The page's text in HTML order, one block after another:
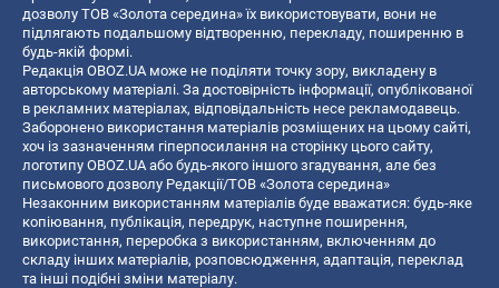
дозволу ТОВ «Золота середина» їх використовувати, вони не
підлягають подальшому відтворенню, перекладу, поширенню в
будь-якій формі.
Редакція OBOZ.UA може не поділяти точку зору, викладену в
авторському матеріалі. За достовірність інформації, опублікованої
в рекламних матеріалах, відповідальність несе рекламодавець.
Заборонено використання матеріалів розміщених на цьому сайті,
хоч із зазначенням гіперпосилання на сторінку цього сайту,
логотипу OBOZ.UA або будь-якого іншого згадування, але без
письмового дозволу Редакції/ТОВ «Золота середина»
Незаконним використанням матеріалів буде вважатися: будь-яке
копiювання, публiкацiя, передрук, наступне поширення,
використання, переробка з використанням, включенням до
складу інших матеріалів, розповсюдження, адаптація, переклад
та інші подібні зміни матеріалу.